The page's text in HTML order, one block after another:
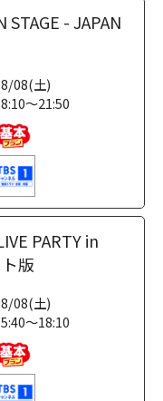
STAGE - JAPAN
08(土)
～21:50
PARTY in
版
08(土)
～18:10